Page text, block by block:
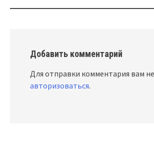
Добавить комментарий
Для отправки комментария вам
авторизоваться.